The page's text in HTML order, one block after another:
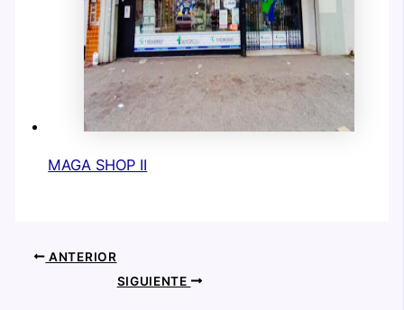
MAGA SHOP II
ANTERIOR
SIGUIENTE